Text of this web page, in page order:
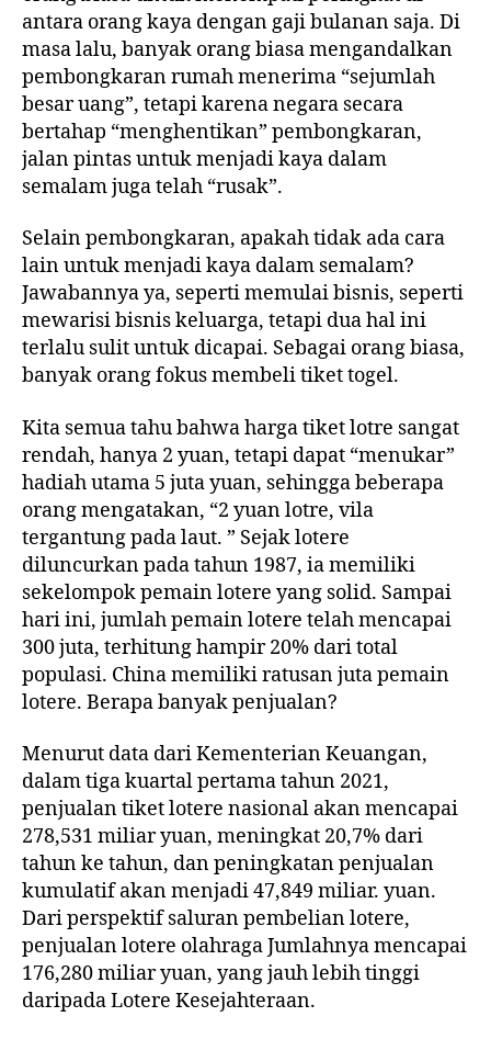
bagaimana
dengan
pemilihan
sendiri?
Apakah
benar-
benar
dalam
grafik?
antara orang kaya dengan gaji bulanan saja. Di
masa lalu, banyak orang biasa mengandalkan
pembongkaran rumah menerima “sejumlah
besar uang”, tetapi karena negara secara
bertahap “menghentikan” pembongkaran,
jalan pintas untuk menjadi kaya dalam
semalam juga telah “rusak”.
Selain pembongkaran, apakah tidak ada cara
lain untuk menjadi kaya dalam semalam?
Jawabannya ya, seperti memulai bisnis, seperti
mewarisi bisnis keluarga, tetapi dua hal ini
terlalu sulit untuk dicapai. Sebagai orang biasa,
banyak orang fokus membeli tiket togel.
Kita semua tahu bahwa harga tiket lotre sangat
rendah, hanya 2 yuan, tetapi dapat “menukar”
hadiah utama 5 juta yuan, sehingga beberapa
orang mengatakan, “2 yuan lotre, vila
tergantung pada laut. ” Sejak lotere
diluncurkan pada tahun 1987, ia memiliki
sekelompok pemain lotere yang solid. Sampai
hari ini, jumlah pemain lotere telah mencapai
300 juta, terhitung hampir 20% dari total
populasi. China memiliki ratusan juta pemain
lotere. Berapa banyak penjualan?
Menurut data dari Kementerian Keuangan,
dalam tiga kuartal pertama tahun 2021,
penjualan tiket lotere nasional akan mencapai
278,531 miliar yuan, meningkat 20,7% dari
tahun ke tahun, dan peningkatan penjualan
kumulatif akan menjadi 47,849 miliar. yuan.
Dari perspektif saluran pembelian lotere,
penjualan lotere olahraga Jumlahnya mencapai
176,280 miliar yuan, yang jauh lebih tinggi
daripada Lotere Kesejahteraan.